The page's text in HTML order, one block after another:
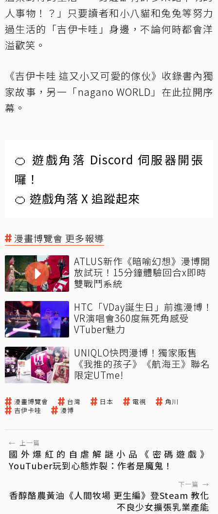
人事物！？」只要讀者和小八貓和兔兔等努力
過生活的「吉伊卡哇」身邊，不論何時都會洋
溢歡笑。
《吉伊卡哇 這又小又可愛的傢伙》收錄書內獨
家故事，另一「nagano WORLD」在此拉開序
幕。
🍊 遊戲角落 Discord 伺服器開張
囉！
🍊 遊戲角落 X 追蹤起來
漫畫博覽會 更多報導
ATLUS新作《暗喻幻想》漫博開
放試玩！15分鐘體驗回合x即時
雙戰鬥系統
HTC「VDay誕生日」前進漫博！
VR演唱會360度無死角感受
VTuber魅力
UNIQLO快閃漫博！獨家販售
《我推的孩子》《航海王》聯名
限定UTme!
漫畫博覽會 台灣 日本 電視
角川
吉伊卡哇
漫博
← 上一篇
國外爆紅的自虐解謎小品《密碼遊戲》
YouTuber玩到心態炸裂：作者是魔鬼！
下一篇 →
香醇酪農黃油《人間牧場 更生編》登Steam 教化
不良少女擴張乳業產能